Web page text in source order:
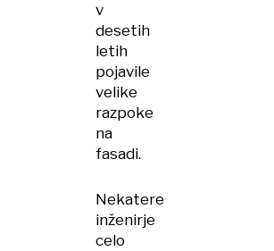
v
desetih
letih
pojavile
velike
razpoke
na
fasadi.
Nekatere
inženirje
celo